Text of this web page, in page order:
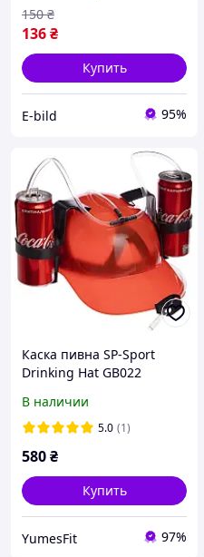
136₴
150 ₴
Купить
E-bild 95%
Каска пивна SP-Sport
Drinking Hat GB022
В наличии
5.0 (1)
580₴
Купить
YumesFit 97%